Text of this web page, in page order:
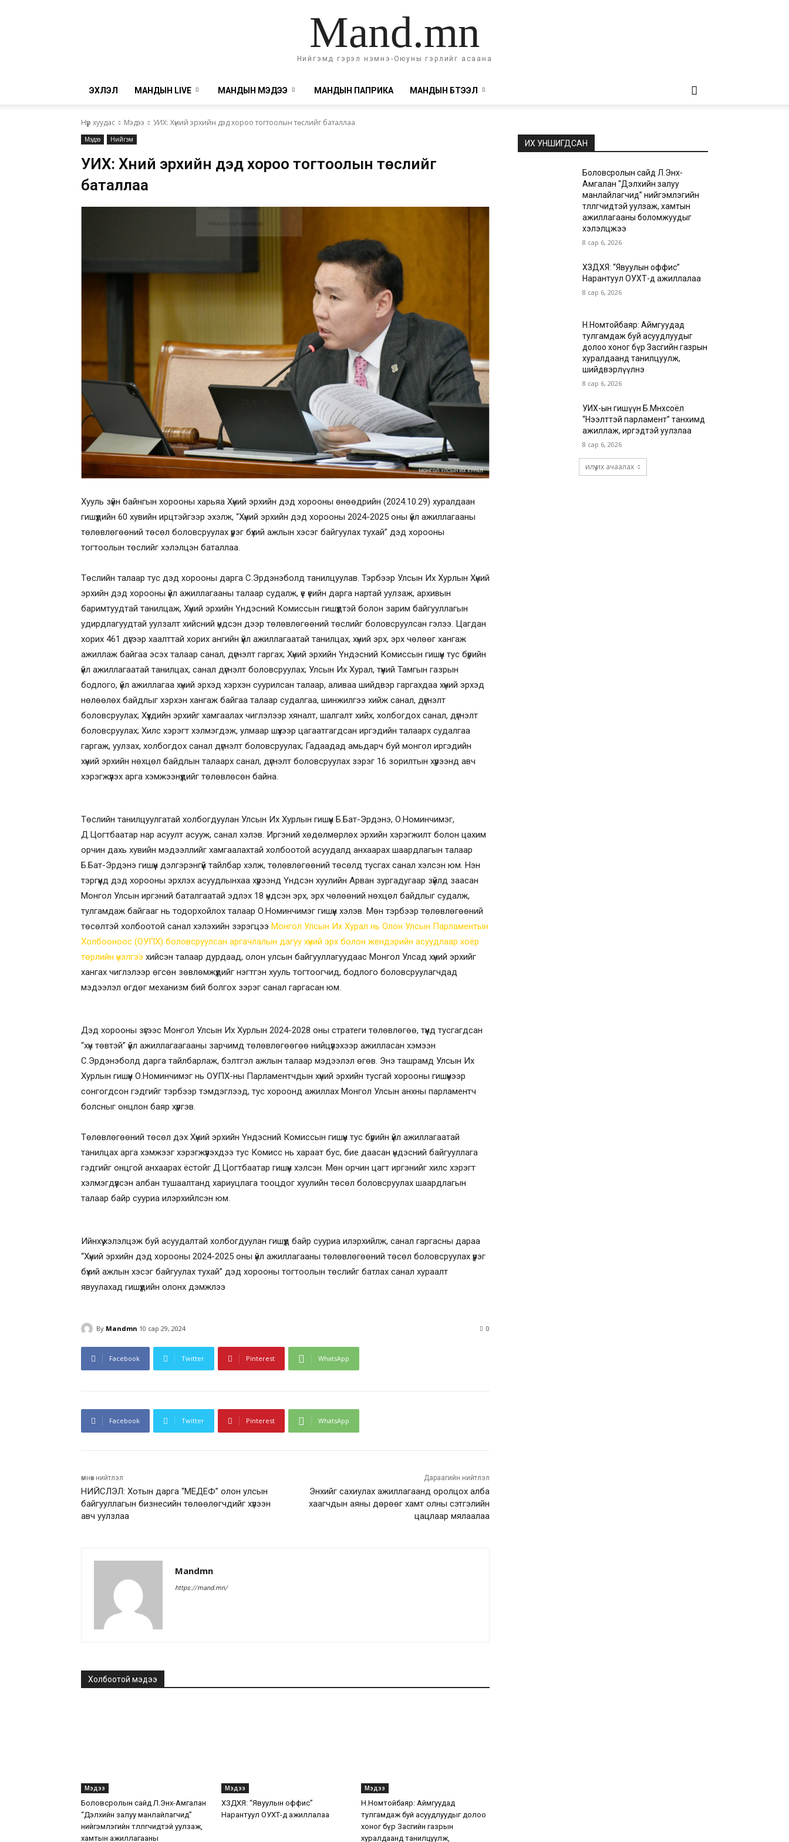
Mand.mn
Нийгэмд гэрэл нэмнэ-Оюуны гэрлийг асаана
ЭХЛЭЛ МАНДЫН LIVE МАНДЫН МЭДЭЭ МАНДЫН ПАПРИКА МАНДЫН БҮТЭЭЛ
Нүүр хуудас Мэдээ УИХ: Хүний эрхийн дэд хороо тогтоолын төслийг баталлаа
Мэдээ Нийгэм
УИХ: Хүний эрхийн дэд хороо тогтоолын төслийг
баталлаа
Хууль зүйн байнгын хорооны харьяа Хүний эрхийн дэд хорооны өнөөдрийн (2024.10.29) хуралдаан
гишүүдийн 60 хувийн ирцтэйгээр эхэлж, “Хүний эрхийн дэд хорооны 2024-2025 оны үйл ажиллагааны
төлөвлөгөөний төсөл боловсруулах үүрэг бүхий ажлын хэсэг байгуулах тухай” дэд хорооны
тогтоолын төслийг хэлэлцэн баталлаа.
Төслийн талаар тус дэд хорооны дарга С.Эрдэнэболд танилцуулав. Тэрбээр Улсын Их Хурлын Хүний
эрхийн дэд хорооны үйл ажиллагааны талаар судалж, үе үеийн дарга нартай уулзаж, архивын
баримтуудтай танилцаж, Хүний эрхийн Үндэсний Комиссын гишүүдтэй болон зарим байгууллагын
удирдлагуудтай уулзалт хийсний үндсэн дээр төлөвлөгөөний төслийг боловсруулсан гэлээ. Цагдан
хорих 461 дүгээр хаалттай хорих ангийн үйл ажиллагаатай танилцах, хүний эрх, эрх чөлөөг хангаж
ажиллаж байгаа эсэх талаар санал, дүгнэлт гаргах; Хүний эрхийн Үндэсний Комиссын гишүүн тус бүрийн
үйл ажиллагаатай танилцах, санал дүгнэлт боловсруулах; Улсын Их Хурал, түүний Тамгын газрын
бодлого, үйл ажиллагаа хүний эрхэд хэрхэн суурилсан талаар, аливаа шийдвэр гаргахдаа хүний эрхэд
нөлөөлөх байдлыг хэрхэн хангаж байгаа талаар судалгаа, шинжилгээ хийж санал, дүгнэлт
боловсруулах; Хүүхдийн эрхийг хамгаалах чиглэлээр хяналт, шалгалт хийх, холбогдох санал, дүгнэлт
боловсруулах; Хилс хэрэгт хэлмэгдэж, улмаар шүүхээр цагаатгагдсан иргэдийн талаарх судалгаа
гаргаж, уулзах, холбогдох санал дүгнэлт боловсруулах; Гадаадад амьдарч буй монгол иргэдийн
хүний эрхийн нөхцөл байдлын талаарх санал, дүгнэлт боловсруулах зэрэг 16 зорилтын хүрээнд авч
хэрэгжүүлэх арга хэмжээнүүдийг төлөвлөсөн байна.
Төслийн танилцуулгатай холбогдуулан Улсын Их Хурлын гишүүн Б.Бат-Эрдэнэ, О.Номинчимэг,
Д.Цогтбаатар нар асуулт асууж, санал хэлэв. Иргэний хөдөлмөрлөх эрхийн хэрэгжилт болон цахим
орчин дахь хувийн мэдээллийг хамгаалахтай холбоотой асуудалд анхаарах шаардлагын талаар
Б.Бат-Эрдэнэ гишүүн дэлгэрэнгүй тайлбар хэлж, төлөвлөгөөний төсөлд тусгах санал хэлсэн юм. Нэн
тэргүүнд дэд хорооны эрхлэх асуудлынхаа хүрээнд Үндсэн хуулийн Арван зургадугаар зүйлд заасан
Монгол Улсын иргэний баталгаатай эдлэх 18 үндсэн эрх, эрх чөлөөний нөхцөл байдлыг судалж,
тулгамдаж байгааг нь тодорхойлох талаар О.Номинчимэг гишүүн хэлэв. Мөн тэрбээр төлөвлөгөөний
төсөлтэй холбоотой санал хэлэхийн зэрэгцээ Монгол Улсын Их Хурал нь Олон Улсын Парламентын
Холбооноос (ОУПХ) боловсруулсан аргачлалын дагуу хүний эрх болон жендэрийн асуудлаар хоёр
төрлийн үнэлгээ хийсэн талаар дурдаад, олон улсын байгууллагуудаас Монгол Улсад хүний эрхийг
хангах чиглэлээр өгсөн зөвлөмжүүдийг нэгтгэн хууль тогтоогчид, бодлого боловсруулагчдад
мэдээлэл өгдөг механизм бий болгох зэрэг санал гаргасан юм.
Дэд хорооны зүгээс Монгол Улсын Их Хурлын 2024-2028 оны стратеги төлөвлөгөө, түүнд тусгагдсан
“хүн төвтэй” үйл ажиллагаагааны зарчимд төлөвлөгөөгөө нийцүүлэхээр ажилласан хэмээн
С.Эрдэнэболд дарга тайлбарлаж, бэлтгэл ажлын талаар мэдээлэл өгөв. Энэ ташрамд Улсын Их
Хурлын гишүүн О.Номинчимэг нь ОУПХ-ны Парламентчдын хүний эрхийн тусгай хорооны гишүүнээр
сонгогдсон гэдгийг тэрбээр тэмдэглээд, тус хороонд ажиллах Монгол Улсын анхны парламентч
болсныг онцлон баяр хүргэв.
Төлөвлөгөөний төсөл дэх Хүний эрхийн Үндэсний Комиссын гишүүн тус бүрийн үйл ажиллагаатай
танилцах арга хэмжээг хэрэгжүүлэхдээ тус Комисс нь хараат бус, бие даасан үндэсний байгууллага
гэдгийг онцгой анхаарах ёстойг Д.Цогтбаатар гишүүн хэлсэн. Мөн орчин цагт иргэнийг хилс хэрэгт
хэлмэгдүүлсэн албан тушаалтанд хариуцлага тооцдог хуулийн төсөл боловсруулах шаардлагын
талаар байр сууриа илэрхийлсэн юм.
Ийнхүү хэлэлцэж буй асуудалтай холбогдуулан гишүүд байр сууриа илэрхийлж, санал гаргасны дараа
“Хүний эрхийн дэд хорооны 2024-2025 оны үйл ажиллагааны төлөвлөгөөний төсөл боловсруулах үүрэг
бүхий ажлын хэсэг байгуулах тухай” дэд хорооны тогтоолын төслийг батлах санал хураалт
явуулахад гишүүдийн олонх дэмжлээ
By Mandmn 10 сар 29, 2024 0
Facebook Twitter Pinterest WhatsApp
Facebook Twitter Pinterest WhatsApp
өмнөх нийтлэл
НИЙСЛЭЛ: Хотын дарга “МЕДЕФ” олон улсын
байгууллагын бизнесийн төлөөлөгчдийг хүлээн
авч уулзлаа
Дараагийн нийтлэл
Энхийг сахиулах ажиллагаанд оролцох алба
хаагчдын аяны дөрөөг хамт олны сэтгэлийн
цацлаар мялаалаа
Mandmn
https://mand.mn/
Холбоотой мэдээ
Мэдээ
Боловсролын сайд Л.Энх-Амгалан
“Дэлхийн залуу манлайлагчид”
нийгэмлэгийн төлөөлөгчидтэй уулзаж,
хамтын ажиллагааны
Мэдээ
ХЗДХЯ: “Явуулын оффис”
Нарантуул ОУХТ-д ажиллалаа
Мэдээ
Н.Номтойбаяр: Аймгуудад
тулгамдаж буй асуудлуудыг долоо
хоног бүр Засгийн газрын
хуралдаанд танилцуулж,
ИХ УНШИГДСАН
Боловсролын сайд Л.Энх-
Амгалан “Дэлхийн залуу
манлайлагчид” нийгэмлэгийн
төлөөлөгчидтэй уулзаж, хамтын
ажиллагааны боломжуудыг
хэлэлцжээ
8 сар 6, 2026
ХЗДХЯ: “Явуулын оффис”
Нарантуул ОУХТ-д ажиллалаа
8 сар 6, 2026
Н.Номтойбаяр: Аймгуудад
тулгамдаж буй асуудлуудыг
долоо хоног бүр Засгийн газрын
хуралдаанд танилцуулж,
шийдвэрлүүлнэ
8 сар 6, 2026
УИХ-ын гишүүн Б.Мөнхсоёл
“Нээлттэй парламент” танхимд
ажиллаж, иргэдтэй уулзлаа
8 сар 6, 2026
илүү их ачаалах